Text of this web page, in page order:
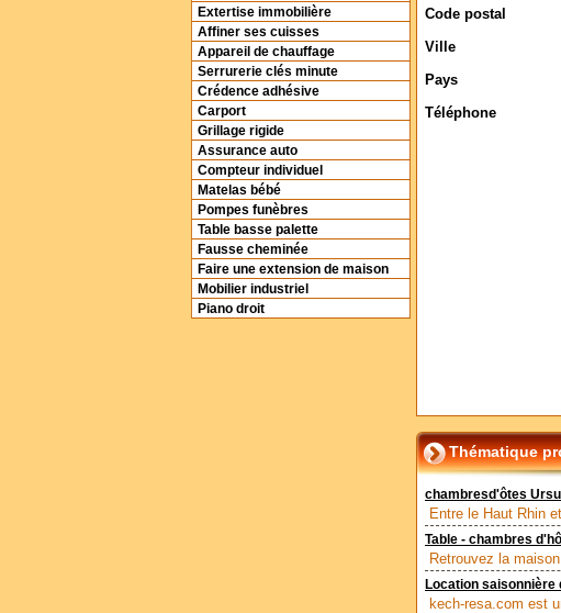
Extertise immobilière
Affiner ses cuisses
Appareil de chauffage
Serrurerie clés minute
Crédence adhésive
Carport
Grillage rigide
Assurance auto
Compteur individuel
Matelas bébé
Pompes funèbres
Table basse palette
Fausse cheminée
Faire une extension de maison
Mobilier industriel
Piano droit
Code postal
Ville
Pays
Téléphone
Thématique
chambresd'ôtes
Entre le Haut Rhin
Table - chambres
Retrouvez la
Location saisonnière
kech-resa.com est